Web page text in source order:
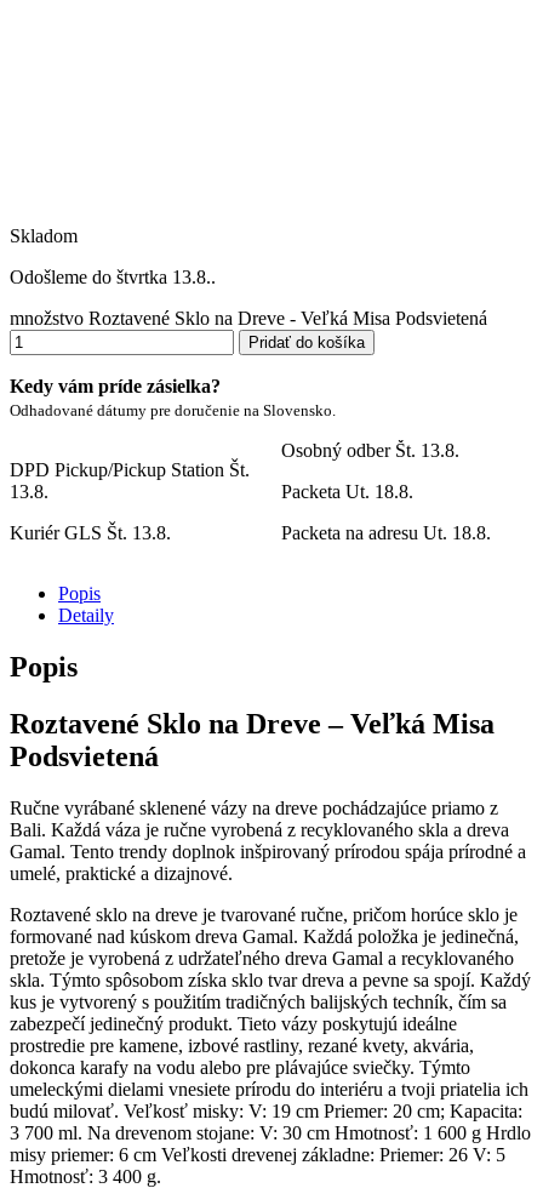
Skladom
Odošleme do štvrtka 13.8..
množstvo Roztavené Sklo na Dreve - Veľká Misa Podsvietená
Pridať do košíka
Kedy vám príde zásielka?
Odhadované dátumy pre doručenie na Slovensko.
DPD Pickup/Pickup Station Št.
13.8.
Kuriér GLS Št. 13.8.
Osobný odber Št. 13.8.
Packeta Ut. 18.8.
Packeta na adresu Ut. 18.8.
Popis
Detaily
Popis
Roztavené Sklo na Dreve – Veľká Misa
Podsvietená
Ručne vyrábané sklenené vázy na dreve pochádzajúce priamo z
Bali. Každá váza je ručne vyrobená z recyklovaného skla a dreva
Gamal. Tento trendy doplnok inšpirovaný prírodou spája prírodné a
umelé, praktické a dizajnové.
Roztavené sklo na dreve je tvarované ručne, pričom horúce sklo je
formované nad kúskom dreva Gamal. Každá položka je jedinečná,
pretože je vyrobená z udržateľného dreva Gamal a recyklovaného
skla. Týmto spôsobom získa sklo tvar dreva a pevne sa spojí. Každý
kus je vytvorený s použitím tradičných balijských techník, čím sa
zabezpečí jedinečný produkt. Tieto vázy poskytujú ideálne
prostredie pre kamene, izbové rastliny, rezané kvety, akvária,
dokonca karafy na vodu alebo pre plávajúce sviečky. Týmto
umeleckými dielami vnesiete prírodu do interiéru a tvoji priatelia ich
budú milovať. Veľkosť misky: V: 19 cm Priemer: 20 cm; Kapacita:
3 700 ml. Na drevenom stojane: V: 30 cm Hmotnosť: 1 600 g Hrdlo
misy priemer: 6 cm Veľkosti drevenej základne: Priemer: 26 V: 5
Hmotnosť: 3 400 g.